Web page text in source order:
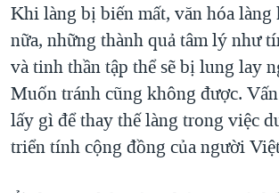
Khi làng bị biến mất, văn hóa làng
nữa, những thành quả tâm lý như
và tinh thần tập thể sẽ bị lung lay
Muốn tránh cũng không được.
lấy gì để thay thế làng trong việc
triển tính cộng đồng của người